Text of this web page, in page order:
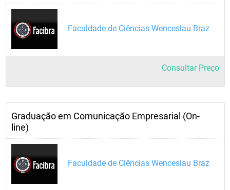
Faculdade de Ciências Wenceslau Braz
Consultar Preço
Graduação em Comunicação Empresarial (On-
line)
Faculdade de Ciências Wenceslau Braz